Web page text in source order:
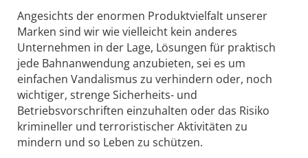
Angesichts der enormen Produktvielfalt unserer
Marken sind wir wie vielleicht kein anderes
Unternehmen in der Lage, Lösungen für praktisch
jede Bahnanwendung anzubieten, sei es um
einfachen Vandalismus zu verhindern oder, noch
wichtiger, strenge Sicherheits- und
Betriebsvorschriften einzuhalten oder das Risiko
krimineller und terroristischer Aktivitäten zu
mindern und so Leben zu schützen.